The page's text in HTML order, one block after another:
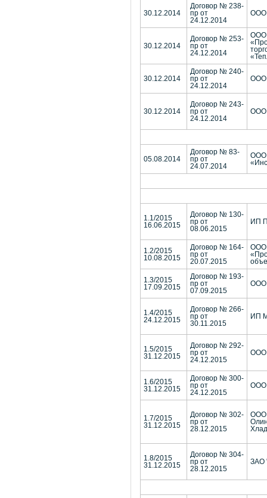
30.12.2014
Договор № 238-
пр от
24.12.2014
ООО
30.12.2014
Договор № 253-
пр от
24.12.2014
ООО
30.12.2014
Договор № 240-
пр от
24.12.2014
ООО
30.12.2014
Договор № 243-
пр от
24.12.2014
ООО
05.08.2014
Договор № 83-
пр от
24.07.2014
ООО
1.1/2015
16.06.2015
Договор № 130-
пр от
08.06.2015
ИП
1.2/2015
10.08.2015
Договор № 164-
пр от
20.07.2015
ООО
1.3/2015
17.09.2015
Договор № 193-
пр от
07.09.2015
ООО
1.4/2015
24.12.2015
Договор № 266-
пр от
30.11.2015
ИП
1.5/2015
31.12.2015
Договор № 292-
пр от
24.12.2015
ООО
1.6/2015
31.12.2015
Договор № 300-
пр от
24.12.2015
ООО
1.7/2015
31.12.2015
Договор № 302-
пр от
28.12.2015
ООО
1.8/2015
31.12.2015
Договор № 304-
пр от
28.12.2015
ЗАО